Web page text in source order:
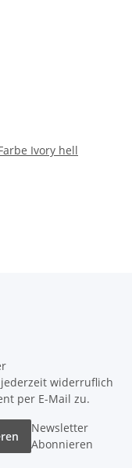
Ivory hell
widerruflich
per E-Mail zu.
Newsletter
Abonnieren